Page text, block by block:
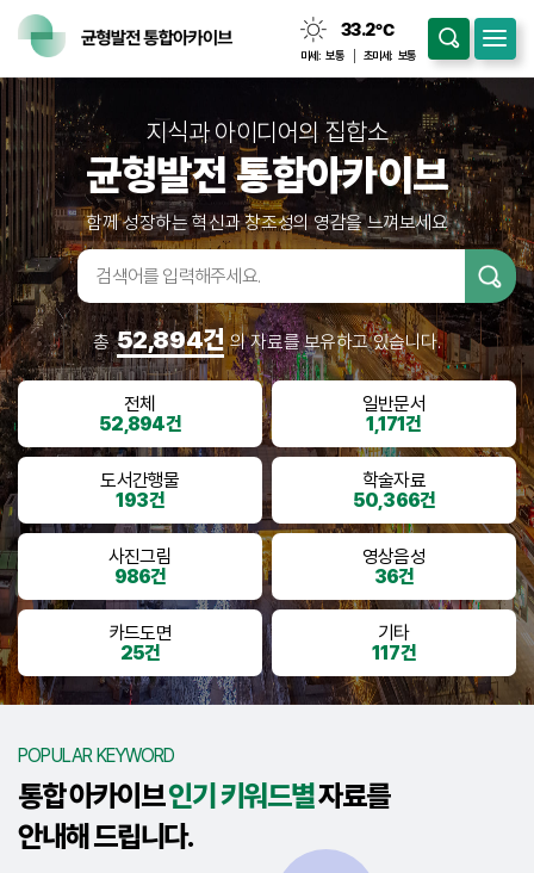
33.2℃
맑음
미세: 보통 초미세: 보통
지식과 아이디어의 집합소
균형발전 통합아카이브
함께 성장하는 혁신과 창조성의 영감을 느껴보세요
검색어입
력
총52,894건의 자료를 보유하고 있습니다.
전체
52,894건
일반문서
1,171건
도서간행물
193건
학술자료
50,366건
사진그림
986건
영상음성
36건
카드도면
25건
기타
117건
POPULAR KEYWORD
통합 아카이브인기 키워드별자료를
안내해 드립니다.